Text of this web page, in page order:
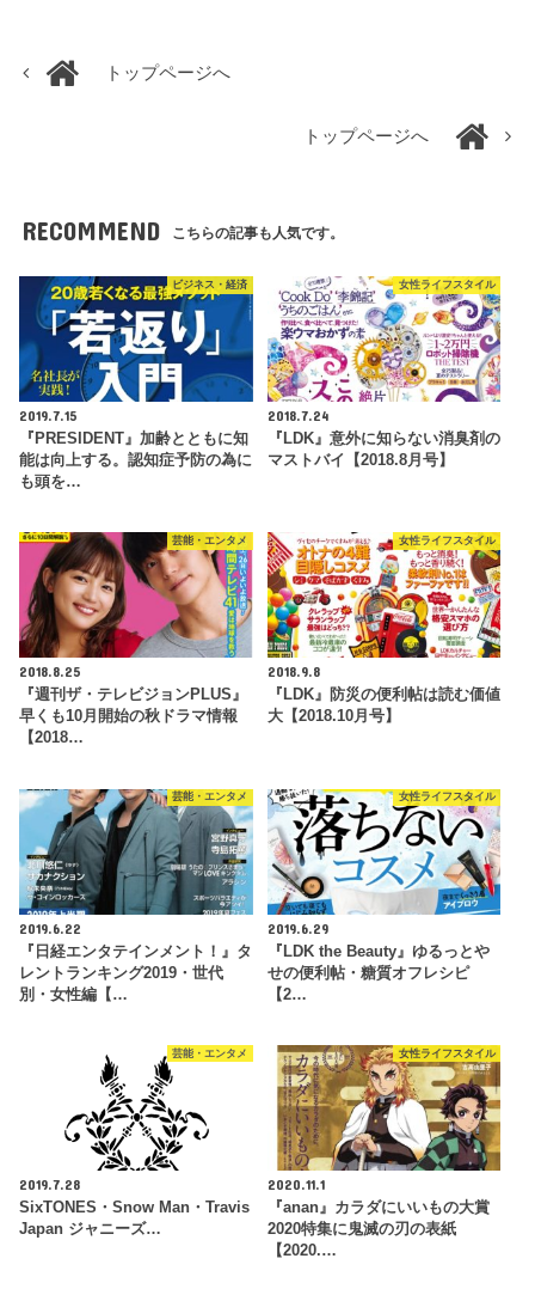
トップページへ
トップページへ
RECOMMEND こちらの記事も人気です。
ビジネス・経済
2019.7.15
『PRESIDENT』加齢とともに知
能は向上する。認知症予防の為に
も頭を…
女性ライフスタイル
2018.7.24
『LDK』意外に知らない消臭剤の
マストバイ【2018.8月号】
芸能・エンタメ
2018.8.25
『週刊ザ・テレビジョンPLUS』
早くも10月開始の秋ドラマ情報
【2018…
女性ライフスタイル
2018.9.8
『LDK』防災の便利帖は読む価値
大【2018.10月号】
芸能・エンタメ
2019.6.22
『日経エンタテインメント！』タ
レントランキング2019・世代
別・女性編【…
女性ライフスタイル
2019.6.29
『LDK the Beauty』ゆるっとや
せの便利帖・糖質オフレシピ
【2…
芸能・エンタメ
2019.7.28
SixTONES・Snow Man・Travis
Japan ジャニーズ…
女性ライフスタイル
2020.11.1
『anan』カラダにいいもの大賞
2020特集に鬼滅の刃の表紙
【2020.…